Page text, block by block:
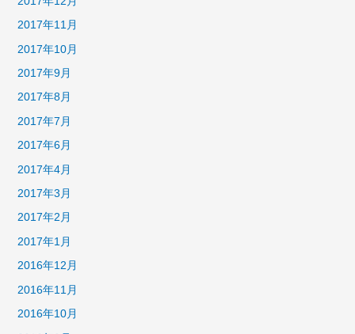
2017年11月
2017年10月
2017年9月
2017年8月
2017年7月
2017年6月
2017年4月
2017年3月
2017年2月
2017年1月
2016年12月
2016年11月
2016年10月